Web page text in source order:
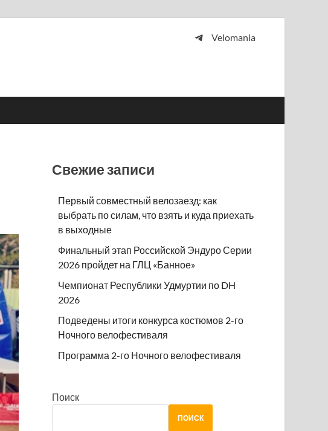
Velomania
Свежие записи
Первый совместный велозаезд: как
выбрать по силам, что взять и куда приехать
в выходные
Финальный этап Российской Эндуро Серии
2026 пройдет на ГЛЦ «Банное»
Чемпионат Республики Удмуртии по DH
2026
Подведены итоги конкурса костюмов 2-го
Ночного велофестиваля
Программа 2-го Ночного велофестиваля
Поиск
ПОИСК